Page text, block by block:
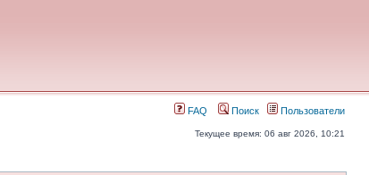
FAQ Поиск Пользователи
Текущее время: 06 авг 2026, 10:21